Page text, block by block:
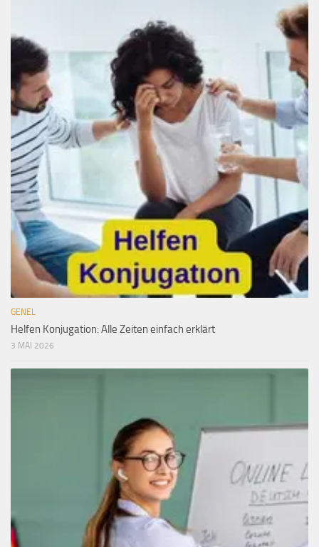
GENEL
Helfen Konjugation: Alle Zeiten einfach erklärt
3 MAI 2026